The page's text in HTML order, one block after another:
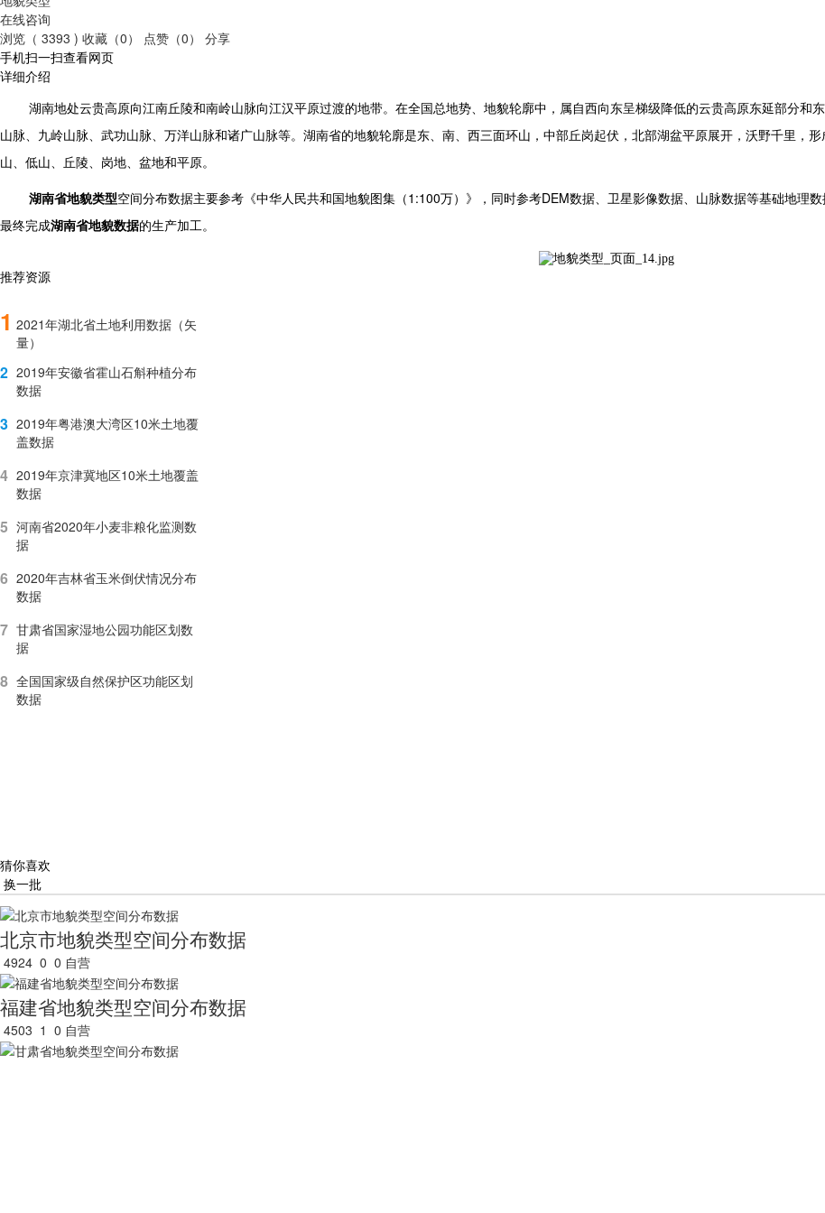
在线咨询
浏览（ 3393 ) 收藏（0） 点赞（0）
分享
手机扫一扫查看网页
详细介绍
湖南地处云贵高原向江南丘陵和南岭山脉向江汉平原过渡的地带。在全国总地势、地貌轮廓中，属自西向东呈梯级降低的云贵高原东延部分和
山脉、九岭山脉、武功山脉、万洋山脉和诸广山脉等。湖南省的地貌轮廓是东、南、西三面环山，中部丘岗起伏，北部湖盆平原展开，沃野千里，
山、低山、丘陵、岗地、盆地和平原。
湖南省地貌类型空间分布数据主要参考 《中华人民共和国地貌图集（ 1:100万）》， 同时参考DEM数据、卫星影像数据、山脉数据等基础地理
最终完成湖南省地貌数据的生产加工。
推荐资源
1 2021年湖北省土地利用数据（矢
量）
2 2019年安徽省霍山石斛种植分布
数据
3 2019年粤港澳大湾区10米土地覆
盖数据
4 2019年京津冀地区10米土地覆盖
数据
5 河南省2020年小麦非粮化监测数
据
6 2020年吉林省玉米倒伏情况分布
数据
7 甘肃省国家湿地公园功能区划数
据
8 全国国家级自然保护区功能区划
数据
猜你喜欢
换一批
北京市地貌类型空间分布数据
4924 0 0 自营
福建省地貌类型空间分布数据
4503 1 0 自营